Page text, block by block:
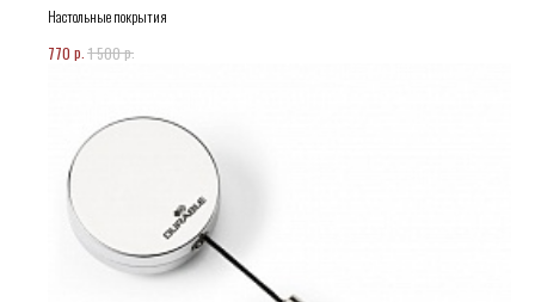
Настольные покрытия
770 р. 1 500р.